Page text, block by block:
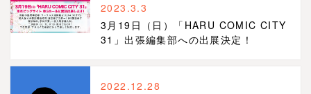
2023.3.3
3月19日（日）「HARU COMIC CITY
31」出張編集部への出展決定！
2022.12.28